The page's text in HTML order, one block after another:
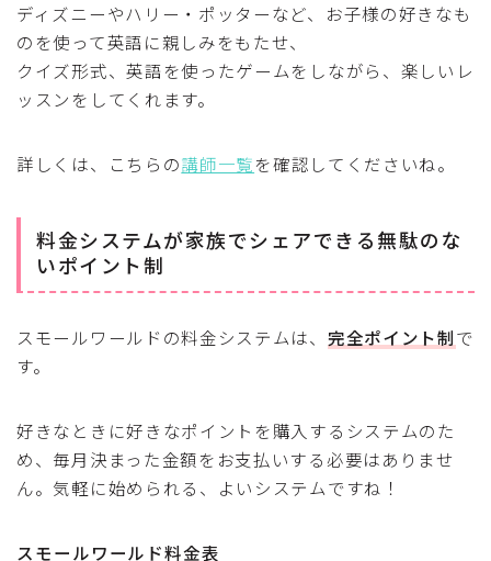
ディズニーやハリー・ポッターなど、お子様の好きなも
のを使って英語に親しみをもたせ、
クイズ形式、英語を使ったゲームをしながら、楽しいレ
ッスンをしてくれます。
詳しくは、こちらの講師一覧を確認してくださいね。
料金システムが家族でシェアできる無駄のな
いポイント制
スモールワールドの料金システムは、 完全ポイント制で
す。
好きなときに好きなポイントを購入するシステムのた
め、毎月決まった金額をお支払いする必要はありませ
ん。気軽に始められる、よいシステムですね！
スモールワールド料金表